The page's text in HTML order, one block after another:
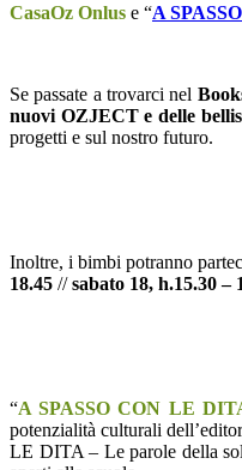
CasaOz Onlus e “A
Se passate a trovarci nel
nuovi OZJECT e delle
progetti e sul nostro futuro.
Inoltre, i bimbi potranno
18.45 //sabato 18, h.15.30 –
“A SPASSO CON LE
potenzialità culturali
LE DITA – Le parole della